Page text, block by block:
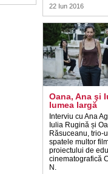
22 Iun 2016
Oana, Ana şi
lumea largă
Interviu cu Ana
Iulia Rugină și
Răsuceanu, trio-
spatele multor
proiectului de
cinematografică
N.